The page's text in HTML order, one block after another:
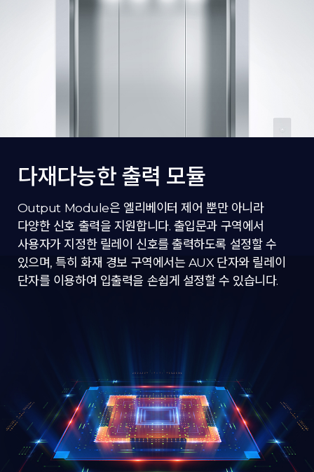
다재다능한 출력 모듈
Output Module은 엘리베이터 제어 뿐만 아니라
다양한 신호 출력을 지원합니다. 출입문과 구역에서
사용자가 지정한 릴레이 신호를 출력하도록 설정할 수
있으며, 특히 화재 경보 구역에서는 AUX 단자와 릴레이
단자를 이용하여 입출력을 손쉽게 설정할 수 있습니다.